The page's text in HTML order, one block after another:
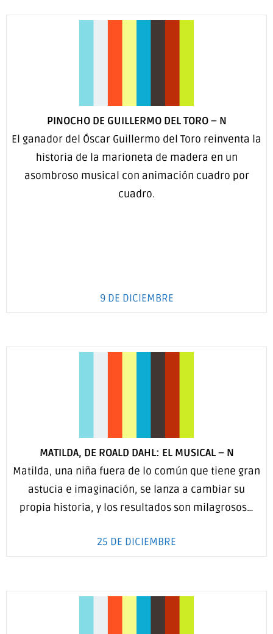
PINOCHO DE GUILLERMO DEL TORO–N
El ganador del Óscar Guillermo del Toro reinventa la
historia de la marioneta de madera en un
asombroso musical con animación cuadro por
cuadro.
9 DE DICIEMBRE
MATILDA, DE ROALD DAHL: EL MUSICAL –N
Matilda, una niña fuera de lo común que tiene gran
astucia e imaginación, se lanza a cambiar su
propia historia, y los resultados son milagrosos…
25 DE DICIEMBRE